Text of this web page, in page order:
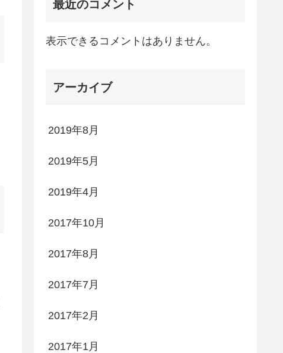
最近のコメント
表示できるコメントはありません。
アーカイブ
2019年8月
2019年5月
2019年4月
2017年10月
2017年8月
2017年7月
2017年2月
2017年1月